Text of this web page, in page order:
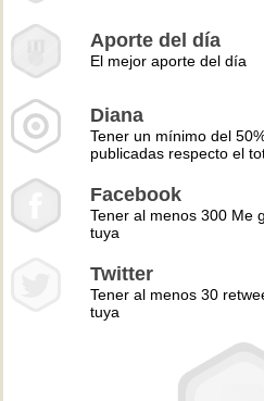
Aporte del día
El mejor aporte del día
Diana
Tener un mínimo del
publicadas respecto el
Facebook
Tener al menos 300 Me
tuya
Twitter
Tener al menos 30
tuya